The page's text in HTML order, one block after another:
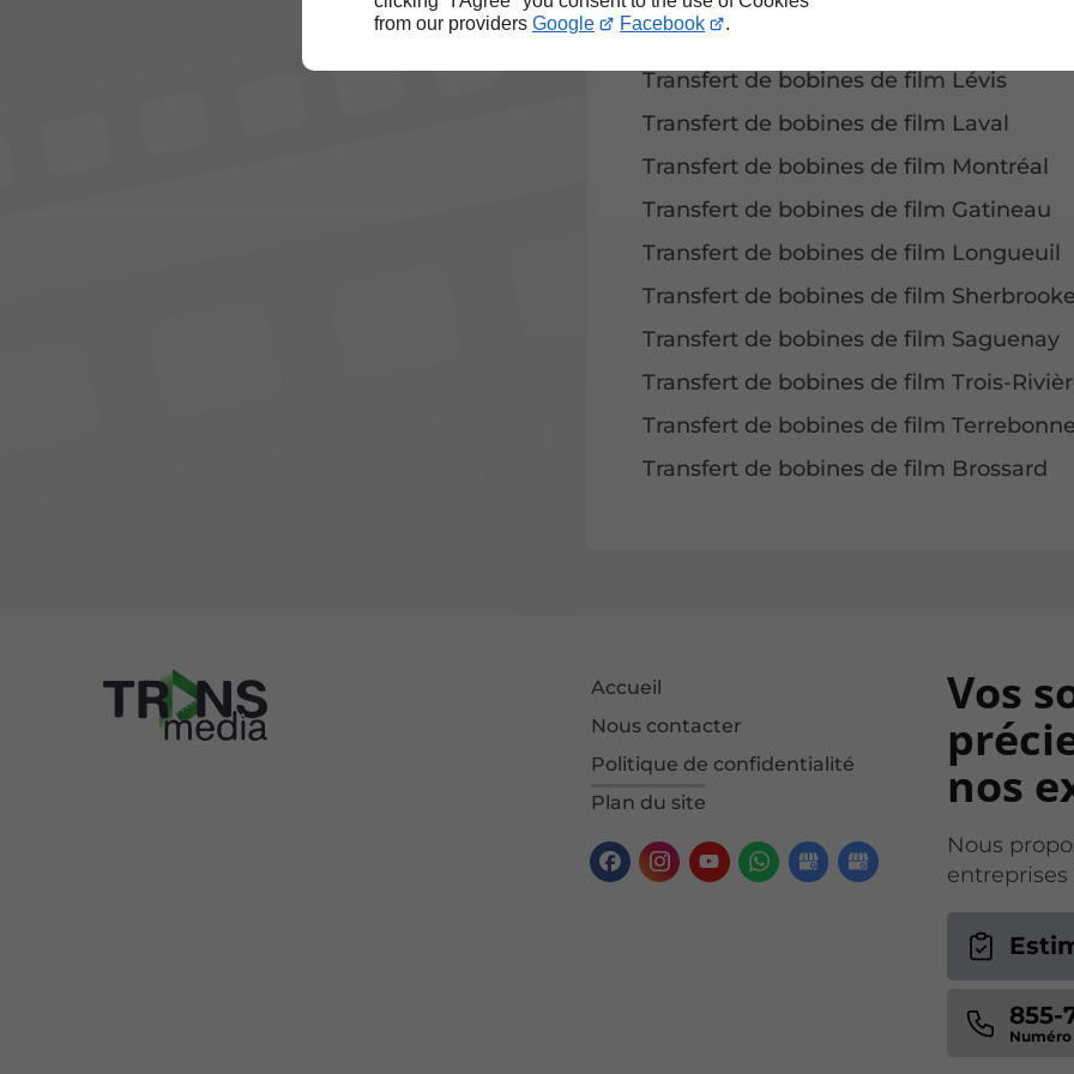
from our providers Google Facebook .
Transfert de vidéocassettes Brossard
Transfert de bobines de film Lévis
Transfert de bobines de film Laval
Transfert de bobines de film Montréal
Transfert de bobines de film Gatineau
Transfert de bobines de film Longueuil
Transfert de bobines de film Sherbrooke
Transfert de bobines de film Saguenay
Transfert de bobines de film Trois-
Transfert de bobines de film Terrebonne
Transfert de bobines de film Brossard
Accueil
Nous contacter
Politique de confidentialité
Plan du site
Vos
nos
Nous
855-